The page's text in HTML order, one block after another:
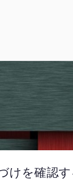
けを確認す